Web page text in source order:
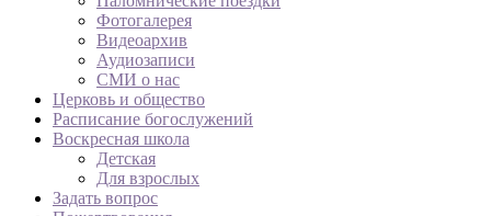
Фотогалерея
Видеоархив
Аудиозаписи
СМИ о нас
Церковь и общество
Расписание богослужений
Воскресная школа
Детская
Для взрослых
Задать вопрос